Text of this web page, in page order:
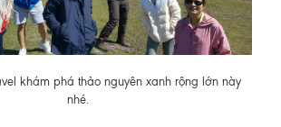
khám phá thảo nguyên xanh rộng lớn này
nhé.